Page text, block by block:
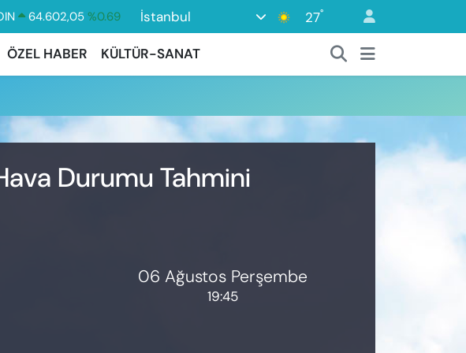
64.602,05 %0.69
47,6006
%0.06
55,0250 %0.02
6513.94
İstanbul 27°
ÖZEL HABER KÜLTÜR-SANAT
Durumu Tahmini
06 Ağustos Perşembe
19:45